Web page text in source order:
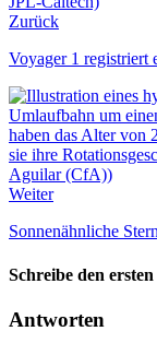
Zurück
Voyager 1 registriert
Weiter
Sonnenähnliche
Schreibe den
Antworten